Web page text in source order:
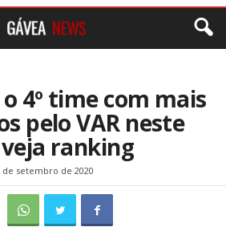
4º time com mais
pelo VAR neste
ranking
de setembro de 2020